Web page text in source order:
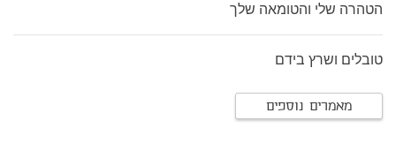
הטהרה שלי והטומאה שלך
טובלים ושרץ בידם
מאמרים נוספים